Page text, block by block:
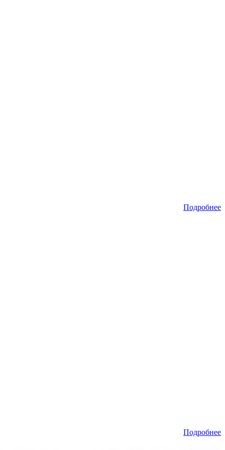
Подробнее
Подробнее